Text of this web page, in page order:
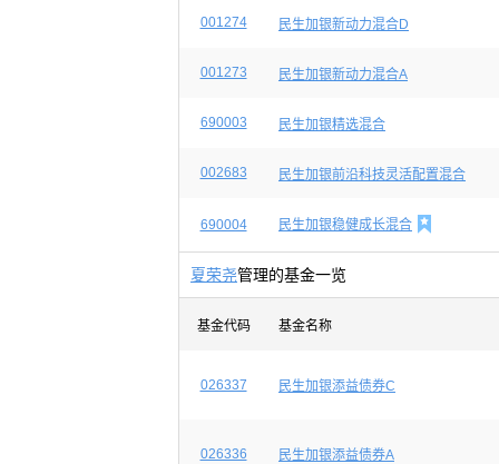
001274 民生加银新动力混合D
001273 民生加银新动力混合A
690003 民生加银精选混合
002683 民生加银前沿科技灵活配置混合
690004 民生加银稳健成长混合 
夏荣尧管理的基金一览
基金代码 基金名称
026337 民生加银添益债券C
026336 民生加银添益债券A